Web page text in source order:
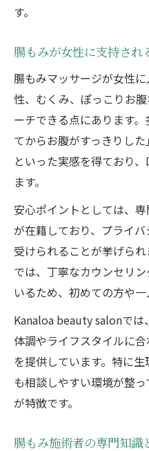
す。
腸もみが女性に支持され
腸もみマッサージが女性
性、むくみ、ぽっこりお
ーチできる点にあります
てからお腹がすっきりした
といった実感を得ており
ます。
安心ポイントとしては、
が在籍しており、プライ
受けられることが挙げら
では、丁寧なカウンセリ
いるため、初めての方や一
Kanaloa beauty salonでは
体調やライフスタイルに
を提供しています。特に
も相談しやすい環境が整
が特徴です。
腸もみ施術者の専門知識